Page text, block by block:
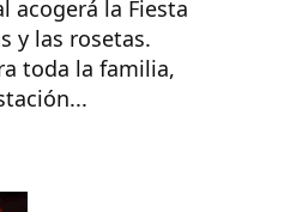
acogerá la Fiesta
y las rosetas.
toda la familia,